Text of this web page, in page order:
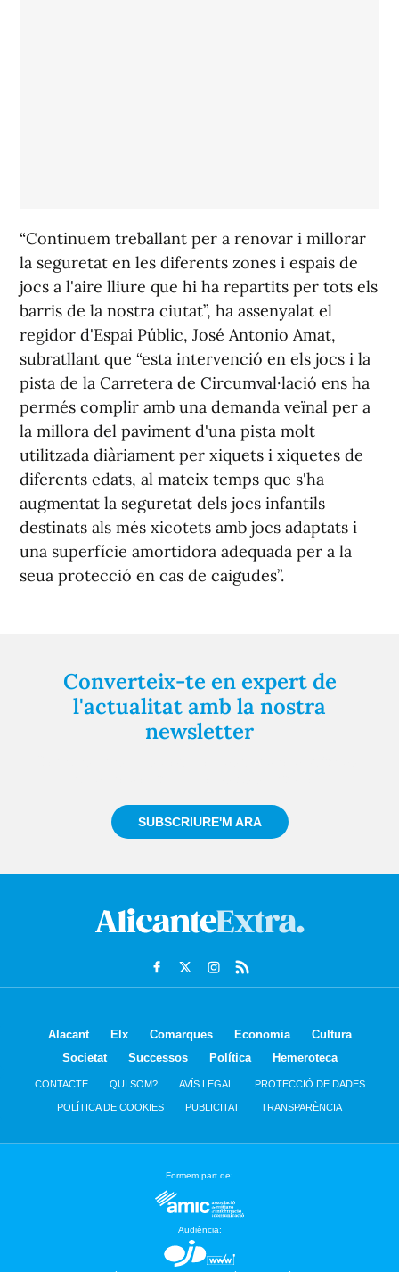
“Continuem treballant per a renovar i millorar
la seguretat en les diferents zones i espais de
jocs a l'aire lliure que hi ha repartits per tots els
barris de la nostra ciutat”, ha assenyalat el
regidor d'Espai Públic, José Antonio Amat,
subratllant que “esta intervenció en els jocs i la
pista de la Carretera de Circumval·lació ens ha
permés complir amb una demanda veïnal per a
la millora del paviment d'una pista molt
utilitzada diàriament per xiquets i xiquetes de
diferents edats, al mateix temps que s'ha
augmentat la seguretat dels jocs infantils
destinats als més xicotets amb jocs adaptats i
una superfície amortidora adequada per a la
seua protecció en cas de caigudes”.
Converteix-te en expert de
l'actualitat amb la nostra
newsletter
SUBSCRIURE'M ARA
Alacant Elx Comarques Economia
Cultura
Societat
Successos Política Hemeroteca
CONTACTE QUI SOM? AVÍS LEGAL PROTECCIÓ DE DADES
POLÍTICA DE COOKIES PUBLICITAT TRANSPARÈNCIA
Formem part de:
Audiència: